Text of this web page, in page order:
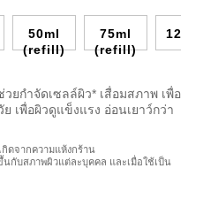
50ml
(refill)
75ml
(refill)
ยกำจัดเซลล์ผิว* เสื่อมสภาพ เพื่อ
พื่อผิวดูแข็งแรง อ่อนเยาว์กว่า
กิดจากความแห้งกร้าน
นกับสภาพผิวแต่ละบุคคล และเมื่อใช้เป็น